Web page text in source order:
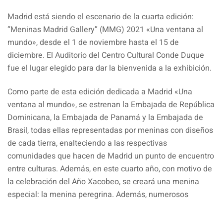
Madrid está siendo el escenario de la cuarta edición:
“Meninas Madrid Gallery” (MMG) 2021 «Una ventana al
mundo», desde el 1 de noviembre hasta el 15 de
diciembre. El Auditorio del Centro Cultural Conde Duque
fue el lugar elegido para dar la bienvenida a la exhibición.
Como parte de esta edición dedicada a Madrid «Una
ventana al mundo», se estrenan la Embajada de República
Dominicana, la Embajada de Panamá y la Embajada de
Brasil, todas ellas representadas por meninas con diseños
de cada tierra, enalteciendo a las respectivas
comunidades que hacen de Madrid un punto de encuentro
entre culturas. Además, en este cuarto año, con motivo de
la celebración del Año Xacobeo, se creará una menina
especial: la menina peregrina. Además, numerosos